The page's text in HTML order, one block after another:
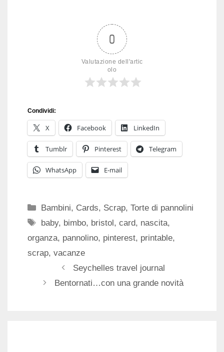
0
Valutazione dell'artic
olo
Condividi:
X Facebook LinkedIn
Tumblr Pinterest Telegram
WhatsApp E-mail
Categorie
Bambini, Cards, Scrap,Torte di pannolini
Tag
baby, bimbo, bristol,card, nascita,
organza, pannolino, pinterest, printable,
scrap, vacanze
Seychelles travel journal
Bentornati…con una grande novità